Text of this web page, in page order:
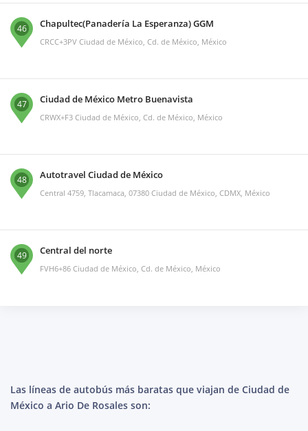
46 Chapultec(Panadería La Esperanza) GGM
CRCC+3PV Ciudad de México, Cd. de México, México
47 Ciudad de México Metro Buenavista
CRWX+F3 Ciudad de México, Cd. de México, México
48 Autotravel Ciudad de México
Central 4759, Tlacamaca, 07380 Ciudad de México, CDMX, México
49 Central del norte
FVH6+86 Ciudad de México, Cd. de México, México
Las líneas de autobús más baratas que viajan de Ciudad de
México a Ario De Rosales son: